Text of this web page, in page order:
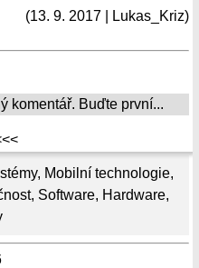
, Mobilní technologie,
, Software, Hardware,
(13. 9. 2017 | Lukas_Kriz)
komentář. Buďte první...